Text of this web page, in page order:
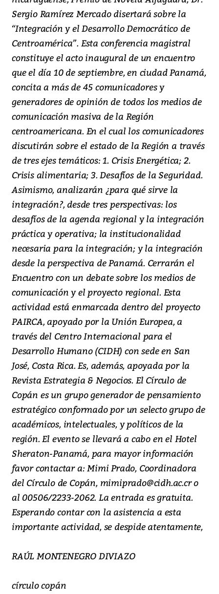
Sergio Ramírez Mercado disertará sobre la
“Integración y el Desarrollo Democrático de
Centroamérica”. Esta conferencia magistral
constituye el acto inaugural de un encuentro
que el día 10 de septiembre, en ciudad Panamá,
concita a más de 45 comunicadores y
generadores de opinión de todos los medios de
comunicación masiva de la Región
centroamericana. En el cual los comunicadores
discutirán sobre el estado de la Región a través
de tres ejes temáticos: 1. Crisis Energética; 2.
Crisis alimentaria; 3. Desafíos de la Seguridad.
Asimismo, analizarán ¿para qué sirve la
integración?, desde tres perspectivas: los
desafíos de la agenda regional y la integración
práctica y operativa; la institucionalidad
necesaria para la integración; y la integración
desde la perspectiva de Panamá. Cerrarán el
Encuentro con un debate sobre los medios de
comunicación y el proyecto regional. Esta
actividad está enmarcada dentro del proyecto
PAIRCA, apoyado por la Unión Europea, a
través del Centro Internacional para el
Desarrollo Humano (CIDH) con sede en San
José, Costa Rica. Es, además, apoyada por la
Revista Estrategia & Negocios. El Círculo de
Copán es un grupo generador de pensamiento
estratégico conformado por un selecto grupo de
académicos, intelectuales, y políticos de la
región. El evento se llevará a cabo en el Hotel
Sheraton-Panamá, para mayor información
favor contactar a: Mimi Prado, Coordinadora
del Círculo de Copán, mimiprado@cidh.ac.cr o
al 00506/2233-2062. La entrada es gratuita.
Esperando contar con la asistencia a esta
importante actividad, se despide atentamente,
RAÚL MONTENEGRO DIVIAZO
círculo copán